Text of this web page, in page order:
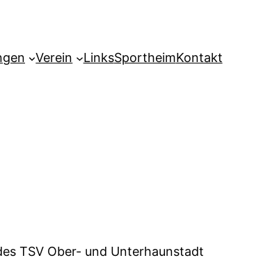
Verein LinksSportheimKontakt
TSV Ober- und Unterhaunstadt